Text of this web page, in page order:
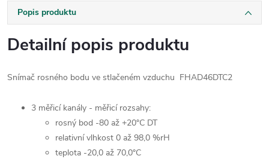
Popis produktu
Detailní popis produktu
Snímač rosného bodu ve stlačeném vzduchu FHAD46DTC2
3 měřicí kanály - měřicí rozsahy:
rosný bod -80 až +20°C DT
relativní vlhkost 0 až 98,0 %rH
teplota -20,0 až 70,0°C